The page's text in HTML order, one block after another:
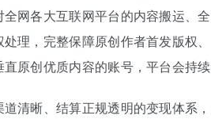
网各大互联网平台的内容搬运、
理，完整保障原创作者首发版权
原创优质内容的账号，平台会持
道清晰、结算正规透明的变现体系